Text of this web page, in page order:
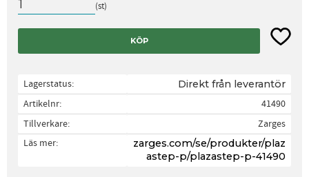
st
KÖP Lägg
Lagerstatus Direkt från leverantör
Artikelnr
41490
Tillverkare
Zarges
Läs mer
zarges.com/se/produkter/plaz
astep-p/plazastep-p-41490